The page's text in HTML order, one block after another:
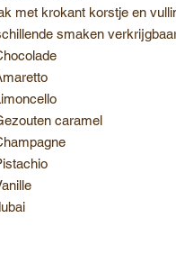
met krokant korstje en
smaken
caramel